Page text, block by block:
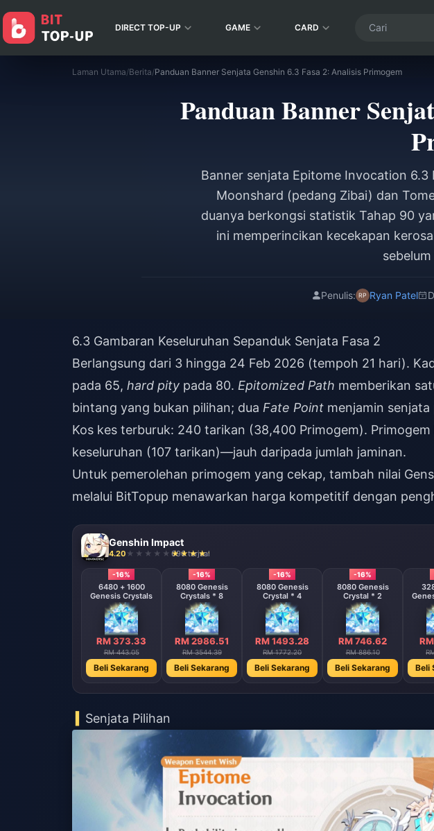
DIRECT TOP-UP GAME CARD
Laman Utama/Berita/Panduan Banner Senjata Genshin 6.3 Fasa 2: Analisis Primogem
Panduan Banner
Banner senjata Epitome Invocation
Moonshard (pedang Zibai) dan
duanya berkongsi statistik Tahap 90
ini memperincikan kecekapan
Penulis: Ryan Patel
6.3 Gambaran Keseluruhan Sepanduk Senjata Fasa 2
Berlangsung dari 3 hingga 24 Feb 2026 (tempoh 21 hari).
pada 65, hard pity pada 80. Epitomized Path memberikan
bintang yang bukan pilihan; dua Fate Point menjamin senjata
Kos kes terburuk: 240 tarikan (38,400 Primogem). Primogem
keseluruhan (107 tarikan)—jauh daripada jumlah jaminan.
Untuk pemerolehan primogem yang cekap, tambah nilai
melalui BitTopup menawarkan harga kompetitif dengan
Genshin Impact
4.20 696 terjual
-16%
6480 + 1600
Genesis Crystals
RM 373.33
RM 443.05
Beli Sekarang
-16%
8080 Genesis
Crystals * 8
RM 2986.51
RM 3544.39
Beli Sekarang
-16%
8080 Genesis
Crystal * 4
RM 1493.28
RM 1772.20
Beli Sekarang
-16%
8080 Genesis
Crystal * 2
RM 746.62
RM 886.10
Beli Sekarang Beli
Senjata Pilihan